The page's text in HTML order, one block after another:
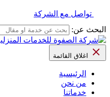
تواصل مع الشركة
البحث عن:
اغلاق القائمة
الرئيسية
من نحن
خدماتنا